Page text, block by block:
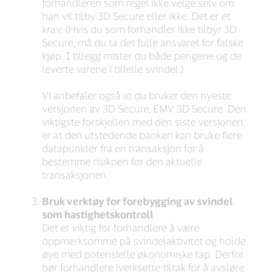
forhandleren som regel ikke velge selv om
han vil tilby 3D Secure eller ikke. Det er et
krav. (Hvis du som forhandler ikke tilbyr 3D
Secure, må du ta det fulle ansvaret for falske
kjøp. I tillegg mister du både pengene og de
leverte varene i tilfelle svindel.)
Vi anbefaler også at du bruker den nyeste
versjonen av 3D Secure, EMV 3D Secure. Den
viktigste forskjellen med den siste versjonen,
er at den utstedende banken kan bruke flere
datapunkter fra en transaksjon for å
bestemme risikoen for den aktuelle
transaksjonen.
Bruk verktøy for forebygging av svindel
som hastighetskontroll
Det er viktig for forhandlere å være
oppmerksomme på svindelaktivitet og holde
øye med potensielle økonomiske tap. Derfor
bør forhandlere iverksette tiltak for å avsløre